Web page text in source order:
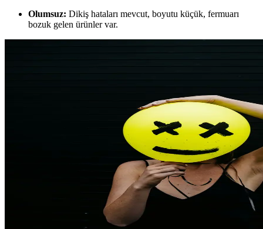
Olumsuz: Dikiş hataları mevcut, boyutu küçük, fermuarı
bozuk gelen ürünler var.